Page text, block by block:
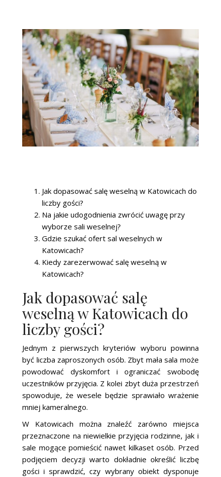
Jak dopasować salę weselną w Katowicach do
liczby gości?
Na jakie udogodnienia zwrócić uwagę przy
wyborze sali weselnej?
Gdzie szukać ofert sal weselnych w
Katowicach?
Kiedy zarezerwować salę weselną w
Katowicach?
Jak dopasować salę
weselną w Katowicach do
liczby gości?
Jednym z pierwszych kryteriów wyboru powinna
być liczba zaproszonych osób. Zbyt mała sala może
powodować dyskomfort i ograniczać swobodę
uczestników przyjęcia. Z kolei zbyt duża przestrzeń
spowoduje, że wesele będzie sprawiało wrażenie
mniej kameralnego.
W Katowicach można znaleźć zarówno miejsca
przeznaczone na niewielkie przyjęcia rodzinne, jak i
sale mogące pomieścić nawet kilkaset osób. Przed
podjęciem decyzji warto dokładnie określić liczbę
gości i sprawdzić, czy wybrany obiekt dysponuje